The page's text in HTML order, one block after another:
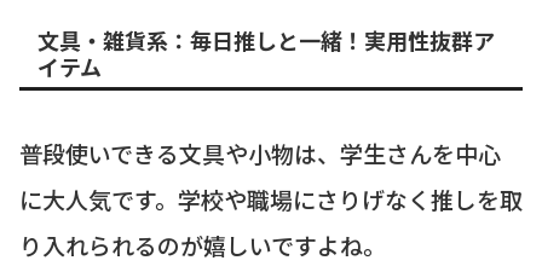
文具・雑貨系：毎日推しと一緒！実用性抜群ア
イテム
普段使いできる文具や小物は、学生さんを中心
に大人気です。学校や職場にさりげなく推しを取
り入れられるのが嬉しいですよね。